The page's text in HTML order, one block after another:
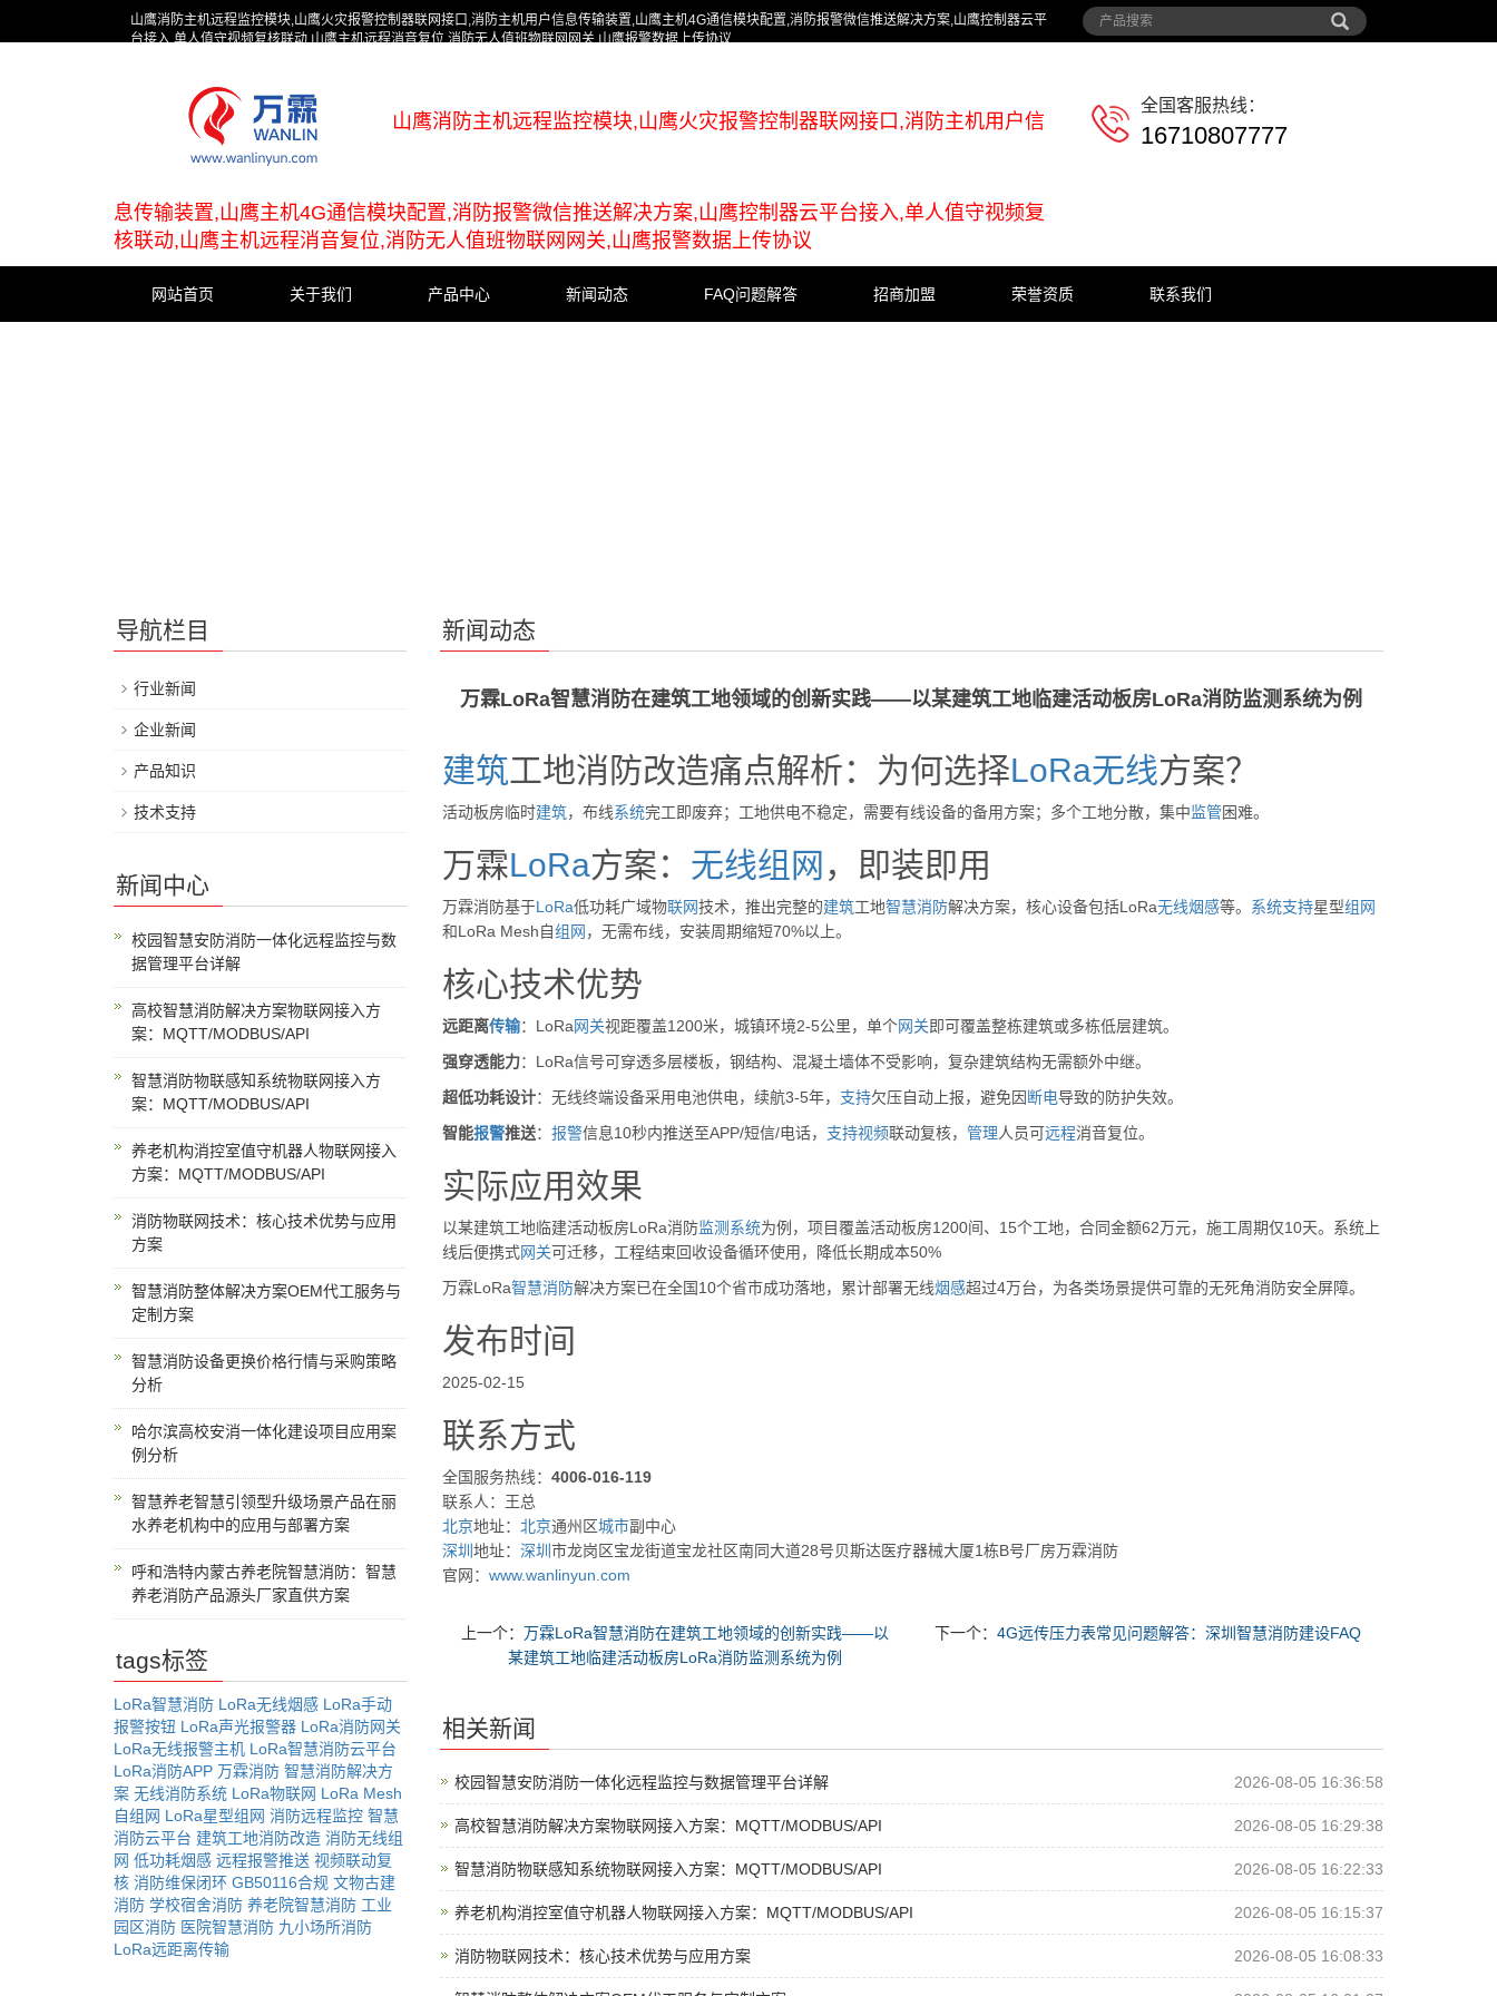
山鹰消防主机远程监控模块,山鹰火灾报警控制器联网接口,消防主机用户信息传输装置,山鹰主机4G通信模块配置,消防报警微信推送解决方案,山鹰控制器云平
台接入,单人值守视频复核联动,山鹰主机远程消音复位,消防无人值班物联网网关,山鹰报警数据上传协议
山鹰消防主机远程监控模块,山鹰火灾报警控制器联网接口,消防主机用户信
息传输装置,山鹰主机4G通信模块配置,消防报警微信推送解决方案,山鹰控制器云平台接入,单人值守视频复
核联动,山鹰主机远程消音复位,消防无人值班物联网网关,山鹰报警数据上传协议
全国客服热线：
16710807777
网站首页 关于我们 产品中心 新闻动态 FAQ问题解答 招商加盟 荣誉资质 联系我们
新闻动态
万霖LoRa智慧消防在建筑工地领域的创新实践——以某建筑工地临建活动板房LoRa消防监测系统为例
建筑工地消防改造痛点解析：为何选择LoRa无线方案？
活动板房临时建筑，布线系统完工即废弃；工地供电不稳定，需要有线设备的备用方案；多个工地分散，集中监管困难。
万霖LoRa方案： 无线组网 ，即装即用
万霖消防基于LoRa低功耗广域物联网技术，推出完整的建筑工地智慧消防解决方案，核心设备包括LoRa无线烟感等。 系统支持星型组网
和LoRa Mesh自组网 ，无需布线，安装周期缩短70%以上。
核心技术优势
远距离传输：LoRa网关视距覆盖1200米，城镇环境2-5公里，单个网关即可覆盖整栋建筑或多栋低层建筑。
强穿透能力：LoRa信号可穿透多层楼板，钢结构、混凝土墙体不受影响，复杂建筑结构无需额外中继。
超低功耗设计：无线终端设备采用电池供电，续航3-5年， 支持欠压自动上报，避免因 断电导致的防护失效。
智能报警推送： 报警信息10秒内推送至APP/短信/电话， 支持视频联动复核， 管理人员可远程消音复位。
实际应用效果
以某建筑工地临建活动板房LoRa消防监测 系统为例，项目覆盖活动板房1200间、15个工地，合同金额62万元，施工周期仅10天。系统上
线后便携式网关可迁移，工程结束回收设备循环使用，降低长期成本50%
万霖LoRa智慧消防解决方案已在全国10个省市成功落地，累计部署无线烟感超过4万台，为各类场景提供可靠的无死角消防安全屏障。
发布时间
2025-02-15
联系方式
全国服务热线： 4006-016-119
联系人：王总
北京地址： 北京通州区城市副中心
深圳 地址： 深圳 市龙岗区宝龙街道宝龙社区南同大道28号贝斯达医疗器械大厦1栋B号厂房万霖消防
官网： www.wanlinyun.com
上一个：万霖LoRa智慧消防在建筑工地领域的创新实践——以
某建筑工地临建活动板房LoRa消防监测系统为例
下一个： 4G远传压力表常见问题解答：深圳智慧消防建设FAQ
相关新闻
校园智慧安防消防一体化远程监控与数据管理平台详解 2026-08-05 16:36:58
高校智慧消防解决方案物联网接入方案：MQTT/MODBUS/API 2026-08-05 16:29:38
智慧消防物联感知系统物联网接入方案：MQTT/MODBUS/API 2026-08-05 16:22:33
养老机构消控室值守机器人物联网接入方案：MQTT/MODBUS/API 2026-08-05 16:15:37
消防物联网技术：核心技术优势与应用方案 2026-08-05 16:08:33
导航栏目
行业新闻
企业新闻
产品知识
技术支持
新闻中心
校园智慧安防消防一体化远程监控与数
据管理平台详解
高校智慧消防解决方案物联网接入方
案：MQTT/MODBUS/API
智慧消防物联感知系统物联网接入方
案：MQTT/MODBUS/API
养老机构消控室值守机器人物联网接入
方案：MQTT/MODBUS/API
消防物联网技术：核心技术优势与应用
方案
智慧消防整体解决方案OEM代工服务与
定制方案
智慧消防设备更换价格行情与采购策略
分析
哈尔滨高校安消一体化建设项目应用案
例分析
智慧养老智慧引领型升级场景产品在丽
水养老机构中的应用与部署方案
呼和浩特内蒙古养老院智慧消防：智慧
养老消防产品源头厂家直供方案
tags标签
LoRa智慧消防 LoRa无线烟感 LoRa手动
报警按钮 LoRa声光报警器 LoRa消防网关
LoRa无线报警主机 LoRa智慧消防云平台
LoRa消防APP 万霖消防 智慧消防解决方
案 无线消防系统 LoRa物联网 LoRa Mesh
自组网 LoRa星型组网 消防远程监控 智慧
消防云平台 建筑工地消防改造 消防无线组
网 低功耗烟感 远程报警推送 视频联动复
核 消防维保闭环 GB50116合规 文物古建
消防 学校宿舍消防 养老院智慧消防 工业
园区消防 医院智慧消防 九小场所消防
LoRa远距离传输